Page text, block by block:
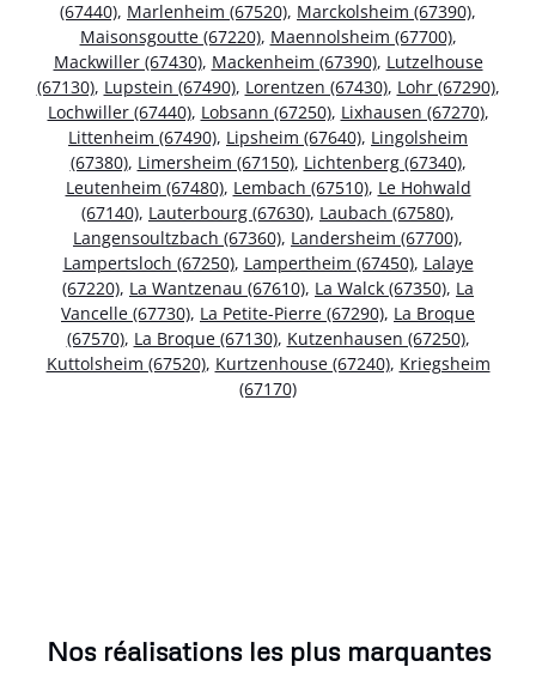
(67440), Marlenheim (67520), Marckolsheim (67390),
Maisonsgoutte (67220), Maennolsheim (67700),
Mackwiller (67430), Mackenheim (67390), Lutzelhouse
(67130), Lupstein (67490), Lorentzen (67430), Lohr (67290),
Lochwiller (67440), Lobsann (67250), Lixhausen (67270),
Littenheim (67490), Lipsheim (67640), Lingolsheim
(67380), Limersheim (67150), Lichtenberg (67340),
Leutenheim (67480), Lembach (67510), Le Hohwald
(67140), Lauterbourg (67630), Laubach (67580),
Langensoultzbach (67360), Landersheim (67700),
Lampertsloch (67250), Lampertheim (67450), Lalaye
(67220), La Wantzenau (67610), La Walck (67350), La
Vancelle (67730), La Petite-Pierre (67290), La Broque
(67570), La Broque (67130), Kutzenhausen (67250),
Kuttolsheim (67520), Kurtzenhouse (67240), Kriegsheim
(67170)
Nos réalisations les plus marquantes